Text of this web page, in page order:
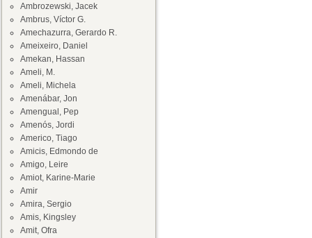
Ambrozewski, Jacek
Ambrus, Víctor G.
Amechazurra, Gerardo R.
Ameixeiro, Daniel
Amekan, Hassan
Ameli, M.
Ameli, Michela
Amenábar, Jon
Amengual, Pep
Amenós, Jordi
Americo, Tiago
Amicis, Edmondo de
Amigo, Leire
Amiot, Karine-Marie
Amir
Amira, Sergio
Amis, Kingsley
Amit, Ofra